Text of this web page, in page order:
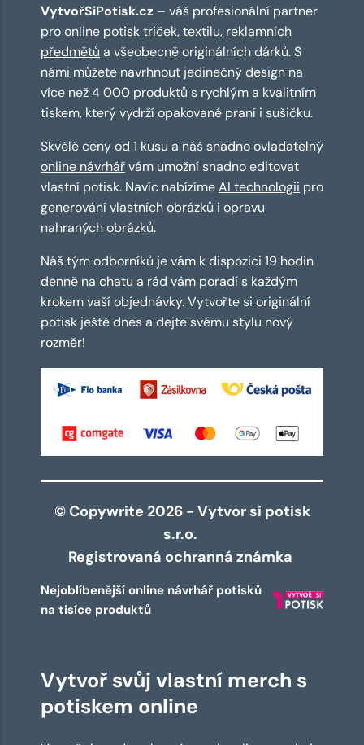
VytvořSiPotisk.cz – váš profesionální partner
pro online potisk triček,textilu, reklamních
předmětů a všeobecně originálních dárků. S
námi můžete navrhnout jedinečný design na
více než 4 000 produktů s rychlým a kvalitním
tiskem, který vydrží opakované praní i sušičku.
Skvělé ceny od 1 kusu a náš snadno ovladatelný
online návrhářvám umožní snadno editovat
vlastní potisk. Navíc nabízímeAI technologii pro
generování vlastních obrázků i opravu
nahraných obrázků.
Náš tým odborníků je vám k dispozici 19 hodin
denně na chatu a rád vám poradí s každým
krokem vaší objednávky. Vytvořte si originální
potisk ještě dnes a dejte svému stylu nový
rozměr!
© Copywrite 2026 - Vytvor si potisk
s.r.o.
Registrovaná ochranná známka
Nejoblíbenější online návrhář potisků
na tisíce produktů
Vytvoř svůj vlastní merch s
potiskem online